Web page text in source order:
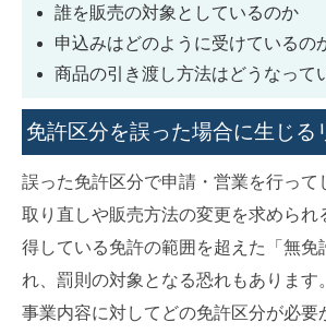
誰を販売の対象としているのか
申込みはどのように受けているの
商品の引き渡し方法はどうなって
免許区分を誤った場合に生じる
誤った免許区分で申請・営業を行って
取り直しや販売方法の変更を求められ
得している免許の範囲を超えた「無免
れ、罰則の対象となる恐れもあります。
事業内容に対してどの免許区分が必要